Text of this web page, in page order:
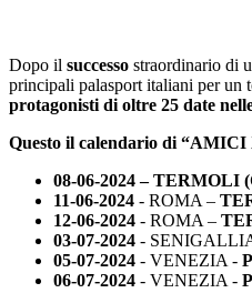
Dopo il successo straordinario di
principali palasport italiani per un
protagonisti di oltre 25 date
Questo il calendario di “AMICI
08-06-2024– TERMOLI
11-06-2024 - ROMA –
12-06-2024 - ROMA –
03-07-2024 -
05-07-2024 - VENEZIA -
06-07-2024 - VENEZIA -